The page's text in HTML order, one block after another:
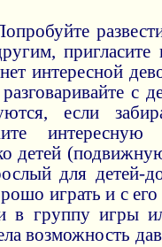
интересной
с
если
детей
для детей-
играть и с
в группу игры
возможность